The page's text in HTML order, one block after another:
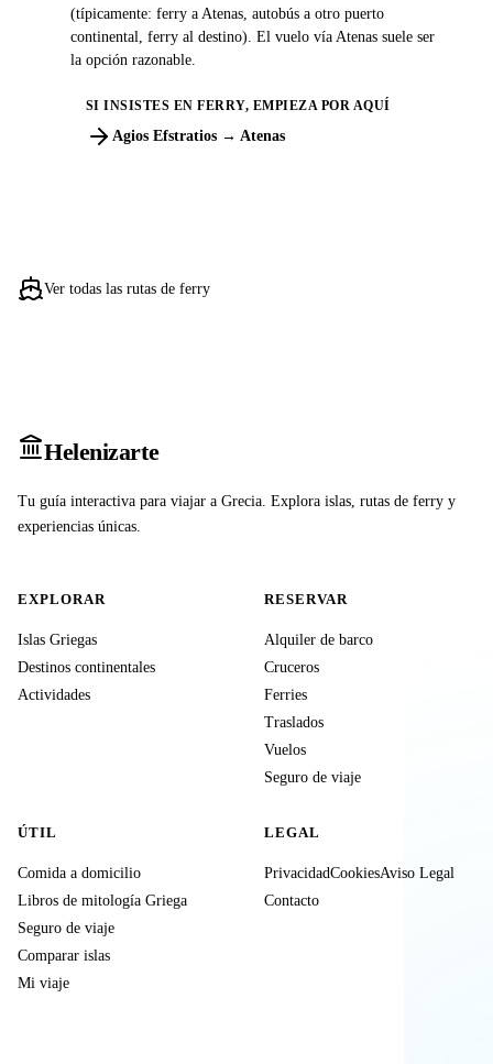
(típicamente: ferry a Atenas, autobús a otro puerto
continental, ferry al destino). El vuelo vía Atenas suele ser
la opción razonable.
SI INSISTES EN FERRY, EMPIEZA POR AQUÍ
Agios Efstratios → Atenas
Ver todas las rutas de ferry
Helenizarte
Tu guía interactiva para viajar a Grecia. Explora islas, rutas de ferry y
experiencias únicas.
EXPLORAR
Islas Griegas
Destinos continentales
Actividades
RESERVAR
Alquiler de barco
Cruceros
Ferries
Traslados
Vuelos
Seguro de viaje
ÚTIL
Comida a domicilio
Libros de mitología Griega
Seguro de viaje
Comparar islas
Mi viaje
LEGAL
PrivacidadCookiesAviso Legal
Contacto